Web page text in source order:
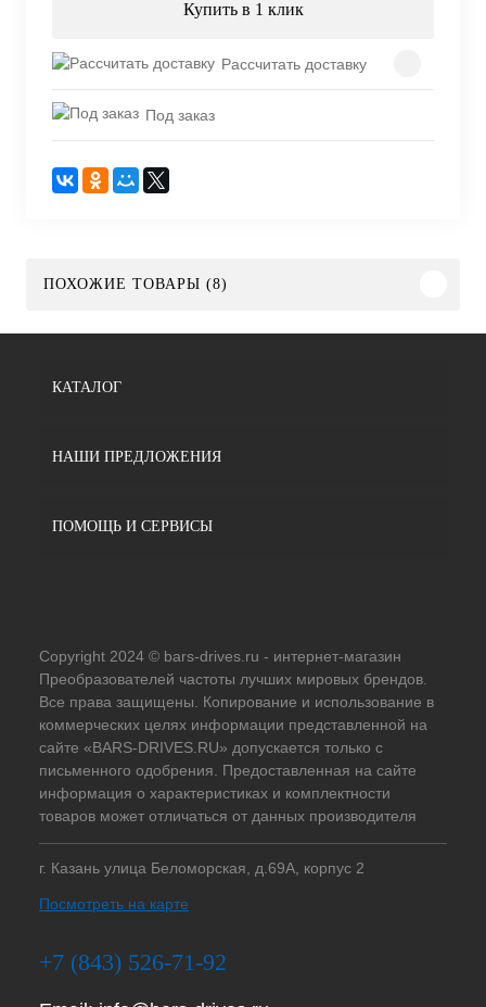
Купить в 1 клик
Рассчитать доставку
Под заказ
ПОХОЖИЕ ТОВАРЫ (8)
КАТАЛОГ
НАШИ ПРЕДЛОЖЕНИЯ
ПОМОЩЬ И СЕРВИСЫ
Copyright 2024 © bars-drives.ru - интернет-магазин
Преобразователей частоты лучших мировых брендов.
Все права защищены. Копирование и использование в
коммерческих целях информации представленной на
сайте «BARS-DRIVES.RU» допускается только с
письменного одобрения. Предоставленная на сайте
информация о характеристиках и комплектности
товаров может отличаться от данных производителя
г. Казань улица Беломорская, д.69А, корпус 2
Посмотреть на карте
+7 (843) 526-71-92